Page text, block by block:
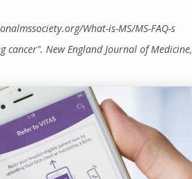
What-is-MS/MS-FAQ-s
New England Journal of Medicine,